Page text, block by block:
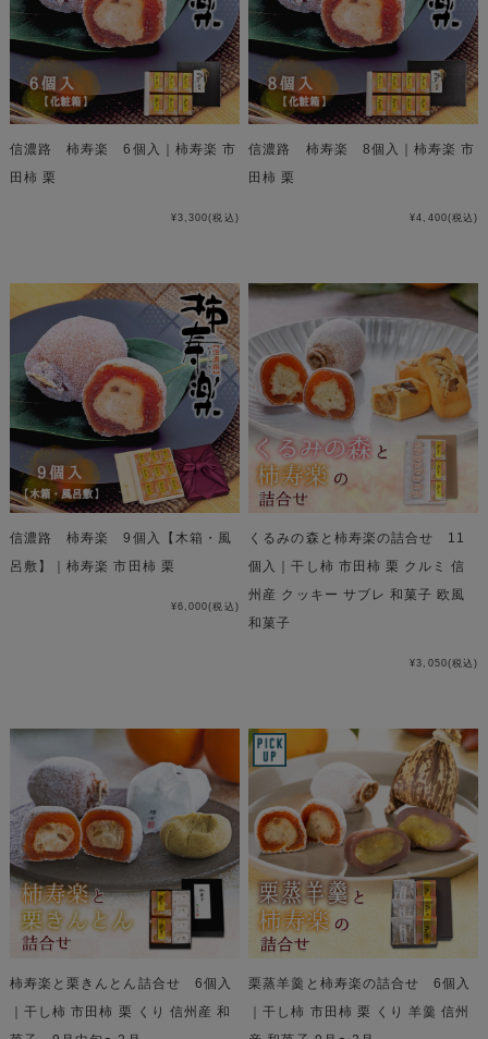
信濃路 柿寿楽 6個入｜柿寿楽 市
田柿 栗
¥3,300(税込)
信濃路 柿寿楽 8個入｜柿寿楽 市
田柿 栗
¥4,400(税込)
信濃路 柿寿楽 9個入【木箱・風
呂敷】｜柿寿楽 市田柿 栗
¥6,000(税込)
くるみの森と柿寿楽の詰合せ 11
個入｜干し柿 市田柿 栗 クルミ 信
州産 クッキー サブレ 和菓子 欧風
和菓子
¥3,050(税込)
柿寿楽と栗きんとん詰合せ 6個入
｜干し柿 市田柿 栗 くり 信州産 和
栗蒸羊羹と柿寿楽の詰合せ 6個入
｜干し柿 市田柿 栗 くり 羊羹 信州